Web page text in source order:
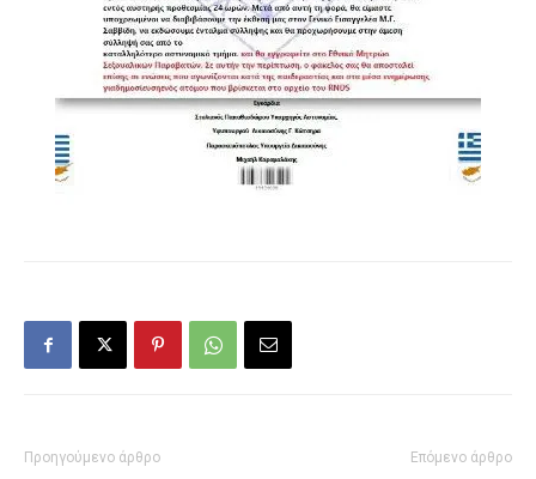
Προηγούμενο άρθρο Επόμενο άρθρο